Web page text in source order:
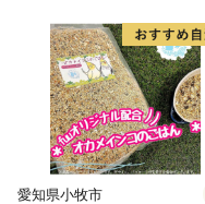
愛知県小牧市